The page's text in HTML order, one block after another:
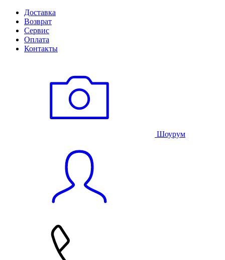
Доставка
Возврат
Сервис
Оплата
Контакты
Шоурум